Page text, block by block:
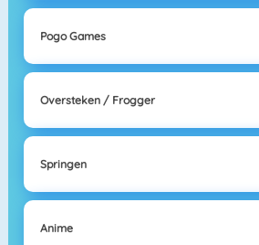
Pogo Games
Oversteken / Frogger
Springen
Anime